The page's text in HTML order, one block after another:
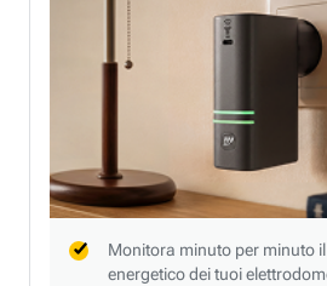
Monitora minuto per minuto
energetico dei tuoi